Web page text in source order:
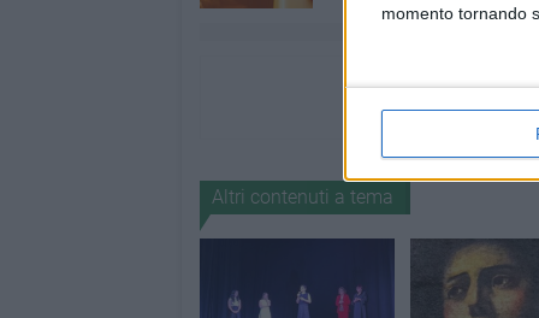
momento tornando
Altri contenuti a tema